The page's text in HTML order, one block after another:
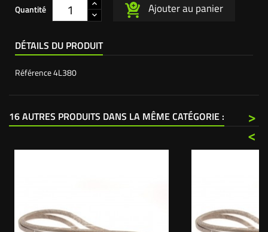
Quantité Ajouter au panier
DÉTAILS DU PRODUIT
Référence4L380
16 AUTRES PRODUITS DANS LA MÊME CATÉGORIE :
>
<